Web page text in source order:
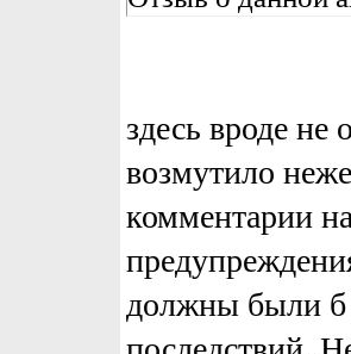
здесь вроде
возмутило
комментарии
должны были б